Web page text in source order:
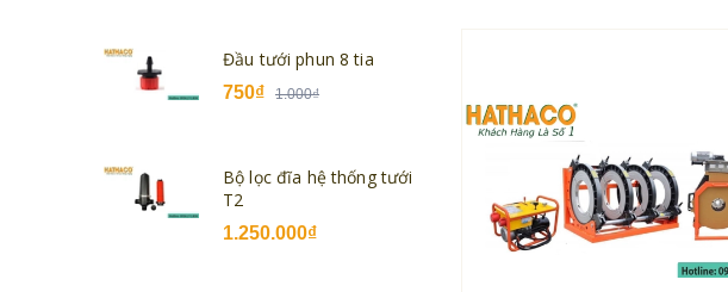
Đầu tưới phun 8 tia
750₫ 1.000₫
Bộ lọc đĩa hệ thống tưới
T2
1.250.000₫